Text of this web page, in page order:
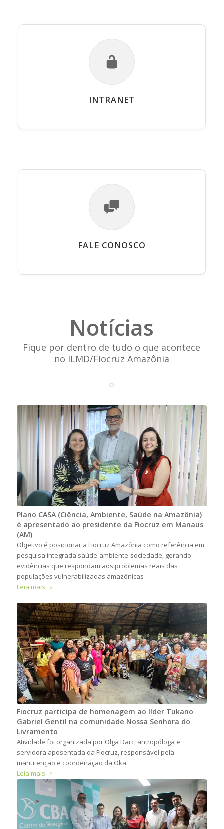
INTRANET
FALE CONOSCO
Notícias
Fique por dentro de tudo o que acontece
no ILMD/Fiocruz Amazônia
Plano CASA (Ciência, Ambiente, Saúde na Amazônia)
é apresentado ao presidente da Fiocruz em Manaus
(AM)
Objetivo é posicionar a Fiocruz Amazônia como referência em
pesquisa integrada saúde-ambiente-sociedade, gerando
evidências que respondam aos problemas reais das
populações vulnerabilizadas amazônicas
Leia mais
Fiocruz participa de homenagem ao líder Tukano
Gabriel Gentil na comunidade Nossa Senhora do
Livramento
Atividade foi organizada por Olga Darc, antropóloga e
servidora aposentada da Fiocruz, responsável pela
manutenção e coordenação da Oka
Leia mais